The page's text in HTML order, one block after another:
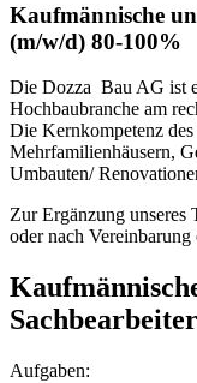
Kaufmännische
(m/w/d) 80-100%
Die Dozza Bau AG ist
Hochbaubranche am
Die Kernkompetenz
Mehrfamilienhäusern,
Umbauten/
Zur Ergänzung unseres
oder nach Vereinbarung
Aufgaben: